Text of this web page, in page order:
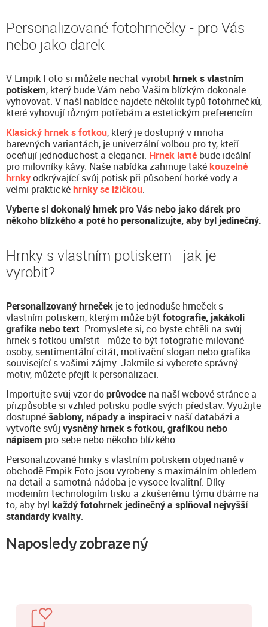
Personalizované fotohrnečky - pro Vás
nebo jako darek
V Empik Foto si můžete nechat vyrobit hrnek s vlastním
potiskem, který bude Vám nebo Vašim blízkým dokonale
vyhovovat. V naší nabídce najdete několik typů fotohrnečků,
které vyhovují různým potřebám a estetickým preferencím.
Klasický hrnek s fotkou, který je dostupný v mnoha
barevných variantách, je univerzální volbou pro ty, kteří
oceňují jednoduchost a eleganci. Hrnek latté bude ideální
pro milovníky kávy. Naše nabídka zahrnuje také kouzelné
hrnkyodkrývající svůj potisk při působení horké vody a
velmi praktickéhrnky se lžičkou.
Vyberte si dokonalý hrnek pro Vás nebo jako dárek pro
někoho blízkého a poté ho personalizujte, aby byl jedinečný.
Hrnky s vlastním potiskem - jak je
vyrobit?
Personalizovaný hrneček je to jednoduše hrneček s
vlastním potiskem, kterým může být fotografie, jakákoli
grafika nebo text. Promyslete si, co byste chtěli na svůj
hrnek s fotkou umístit - může to být fotografie milované
osoby, sentimentální citát, motivační slogan nebo grafika
související s vašimi zájmy. Jakmile si vyberete správný
motiv, můžete přejít k personalizaci.
Importujte svůj vzor doprůvodce na naší webové stránce a
přizpůsobte si vzhled potisku podle svých představ. Využijte
dostupnéšablony, nápady a inspiraciv naší databázi a
vytvořte svůj vysněný hrnek s fotkou, grafikou nebo
nápisem pro sebe nebo někoho blízkého.
Personalizované hrnky s vlastním potiskem objednané v
obchodě Empik Foto jsou vyrobeny s maximálním ohledem
na detail a samotná nádoba je vysoce kvalitní. Díky
moderním technologiím tisku a zkušenému týmu dbáme na
to, aby byl každý fotohrnek jedinečný a splňoval nejvyšší
standardy kvality.
Naposledy zobrazený